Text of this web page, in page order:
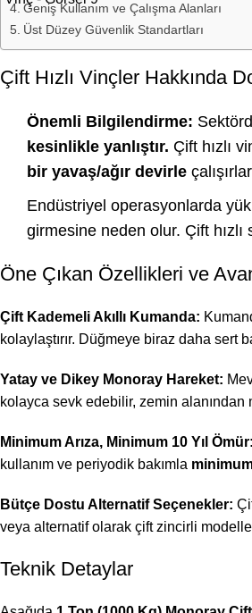
Geniş Kullanım ve Çalışma Alanları
Üst Düzey Güvenlik Standartları
Çift Hızlı Vinçler Hakkında
Önemli Bilgilendirme:
kesinlikle yanlıştır. Çift hızlı
bir yavaş/ağır devirle
Endüstriyel operasyonlarda
girmesine neden olur. Çift
Öne Çıkan Özellikleri ve
Çift Kademeli Akıllı Kumanda:
kolaylaştırır. Düğmeye biraz daha sert
Yatay ve Dikey Monoray Hareket:
kolayca sevk edebilir, zemin alanından
Minimum Arıza, Minimum 10 Yıl Ömür:
kullanım ve periyodik bakımla minimum
Bütçe Dostu Alternatif Seçenekler:
veya alternatif olarak çift zincirli
Teknik Detaylar